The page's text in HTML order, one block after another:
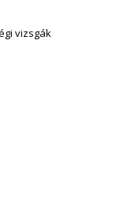
vizsgák